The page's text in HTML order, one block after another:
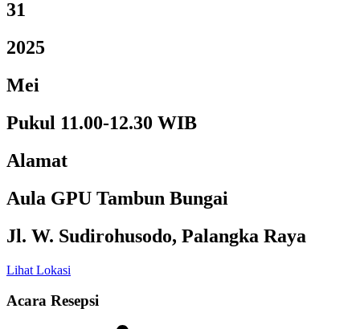
31
2025
Mei
Pukul 11.00-12.30 WIB
Alamat
Aula GPU Tambun Bungai
Jl. W. Sudirohusodo, Palangka Raya
Lihat Lokasi
Acara Resepsi